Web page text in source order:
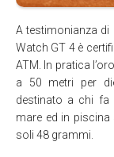
A testimonianza di
Watch GT 4 è
ATM. In pratica
a 50 metri per
destinato a chi fa
mare ed in piscina
soli 48 grammi.